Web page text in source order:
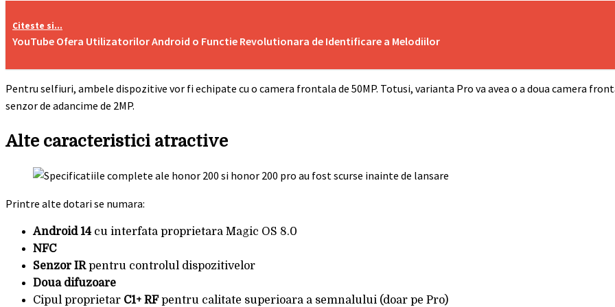
Citeste si...
YouTube Ofera Utilizatorilor Android o Functie Revolutionara de Identificare a Melodiilor
Pentru selfiuri, ambele dispozitive vor fi echipate cu o camera frontala de 50MP. Totusi, varianta Pro va avea o a doua camera
senzor de adancime de 2MP.
Alte caracteristici atractive
Printre alte dotari se numara:
Android 14 cu interfata proprietara Magic OS 8.0
NFC
Senzor IRpentru controlul dispozitivelor
Doua difuzoare
Cipul proprietar C1+ RFpentru calitate superioara a semnalului (doar pe Pro)